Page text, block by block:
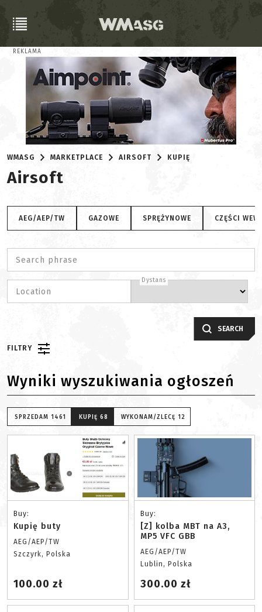
REKLAMA
WMASG MARKETPLACE AIRSOFT KUPIĘ
Airsoft
AEG/AEP/TW GAZOWE SPRĘŻYNOWE CZĘŚCI
Search phrase
Location
Dystans
SEARCH
FILTRY
Wyniki wyszukiwania ogłoszeń
SPRZEDAM 1461 KUPIĘ 68 WYKONAM/ZLECĘ 12
Buy:
Kupię buty
AEG/AEP/TW
Szczyrk, Polska
100.00 zł
Buy:
[Z] kolba MBT na A3,
MP5 VFC GBB
AEG/AEP/TW
Lublin, Polska
300.00 zł